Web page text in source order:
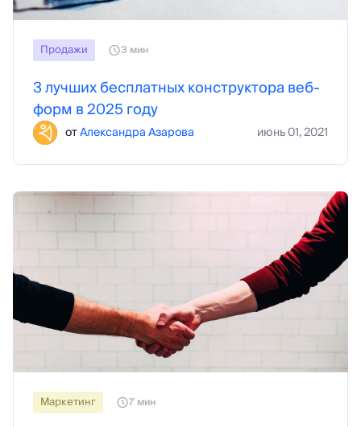
Продажи 3 мин
3 лучших бесплатных конструктора веб-
форм в 2025 году
отАлександра Азарова июнь 01, 2021
Маркетинг 7 мин